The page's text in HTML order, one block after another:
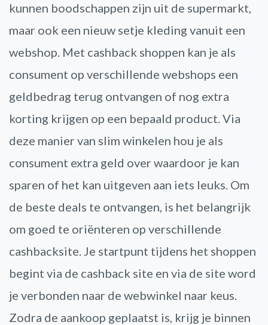
kunnen boodschappen zijn uit de supermarkt,
maar ook een nieuw setje kleding vanuit een
webshop. Met cashback shoppen kan je als
consument op verschillende webshops een
geldbedrag terug ontvangen of nog extra
korting krijgen op een bepaald product. Via
deze manier van slim winkelen hou je als
consument extra geld over waardoor je kan
sparen of het kan uitgeven aan iets leuks. Om
de beste deals te ontvangen, is het belangrijk
om goed te oriënteren op verschillende
cashbacksite. Je startpunt tijdens het shoppen
begint via de cashback site en via de site word
je verbonden naar de webwinkel naar keus.
Zodra de aankoop geplaatst is, krijg je binnen